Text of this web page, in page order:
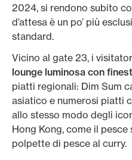
2024, si rendono subito
d’attesa è un po’ più
standard.
Vicino al gate 23, i
lounge luminosa con
piatti regionali: Dim Sum
asiatico e numerosi piatti
allo stesso modo degli
Hong Kong, come il
polpette di pesce al curry.